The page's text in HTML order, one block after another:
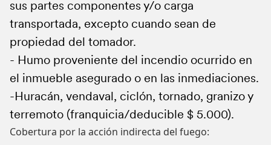
sus partes componentes y/o carga
transportada, excepto cuando sean de
propiedad del tomador.
- Humo proveniente del incendio ocurrido en
el inmueble asegurado o en las inmediaciones.
-Huracán, vendaval, ciclón, tornado, granizo y
terremoto (franquicia/deducible $ 5.000).
Cobertura por la acción indirecta del fuego:
consecuencia de tales hechos o su tentativa.
-Daños producidos al edificio en ocasión del
hurto o de su tentativa (hasta 15% de la suma
total).
industrial, comercial o laboral de ningún tipo.
Comprende la responsabilidad civil hacia
terceros derivada de la condición de
propietario, en una comunidad de
propietarios, por la proporción
correspondiente a la unidad asegurada.
Quedan cubiertos:
Los escapes de gas, incendios , explosiones